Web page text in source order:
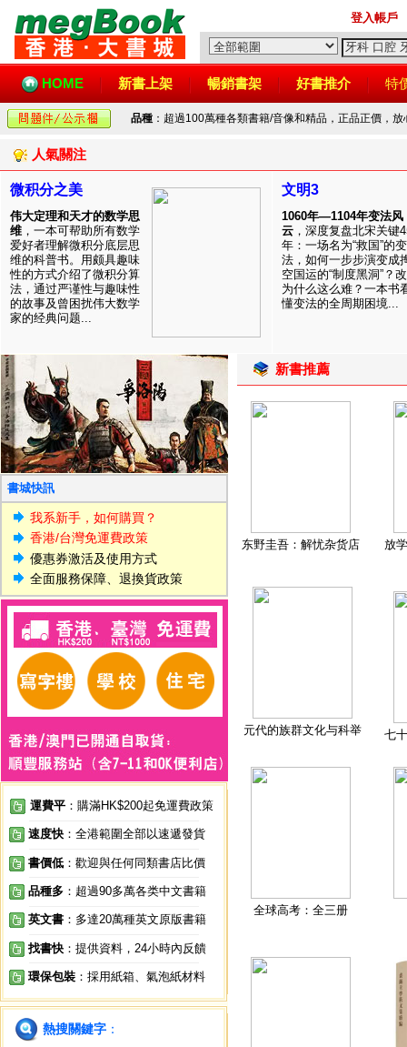
登入帳戶
HOME 新書上架 暢銷書架 好書推介 特
品種 ：超過100萬種各類書籍/音像和精品，正品正價，
人氣關注
微积分之美
伟大定理和天才的数学思
维 ，一本可帮助所有数学
爱好者理解微积分底层思
维的科普书。用颇具趣味
性的方式介绍了微积分算
法，通过严谨性与趣味性
的故事及曾困扰伟大数学
家的经典问题...
文明3
1060年—1104年变法风
云 ，深度复盘北宋关键
年：一场名为“救国”的变
法，如何一步步演变成
空国运的“制度黑洞”？
为什么这么难？一本书
懂变法的全周期困境...
書城快訊
我系新手，如何購買？
香港/台灣免運費政策
優惠券激活及使用方式
全面服務保障、退換貨政策
運費平 ：購滿HK$200起免運費政策
速度快 ：全港範圍全部以速遞發貨
書價低 ：歡迎與任何同類書店比價
品種多 ：超過90多萬各类中文書籍
英文書 ：多達20萬種英文原版書籍
找書快 ：提供資料，24小時內反饋
環保包裝 ：採用紙箱、氣泡紙材料
熱搜關鍵字 ：
新書推薦
东野圭吾：解忧杂货店 放
元代的族群文化与科举 七
全球高考：全三册